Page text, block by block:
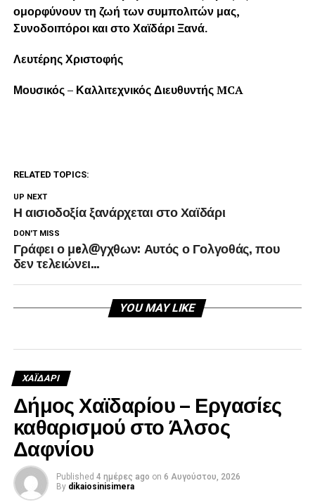
ομορφύνουν τη ζωή των συμπολιτών μας,
Συνοδοιπόροι και στο Χαϊδάρι Ξανά.
Λευτέρης Χριστοφής
Μουσικός – Καλλιτεχνικός Διευθυντής MCA
RELATED TOPICS:
UP NEXT
Η αισιοδοξία ξανάρχεται στο Χαϊδάρι
DON'T MISS
Γράφει ο μeλ@γχθων: Αυτός ο Γολγοθάς, που
δεν τελειώνει…
YOU MAY LIKE
ΧΑΪΔΑΡΙ
Δήμος Χαϊδαρίου – Εργασίες
καθαρισμού στο Άλσος
Δαφνίου
Published 4 ημέρες ago on 6 Αυγούστου, 2026
By dikaiosinisimera